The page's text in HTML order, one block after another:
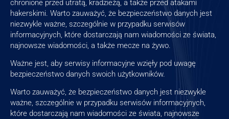
chronione przed utratą, kradzieżą, a także przed atakami
hakerskimi. Warto zauważyć, że bezpieczeństwo danych jest
niezwykle ważne, szczególnie w przypadku serwisów
informacyjnych, które dostarczają nam wiadomości ze świata,
najnowsze wiadomości, a także mecze na żywo.
Ważne jest, aby serwisy informacyjne wzięły pod uwagę
bezpieczeństwo danych swoich użytkowników.
Warto zauważyć, że bezpieczeństwo danych jest niezwykle
ważne, szczególnie w przypadku serwisów informacyjnych,
które dostarczają nam wiadomości ze świata, najnowsze